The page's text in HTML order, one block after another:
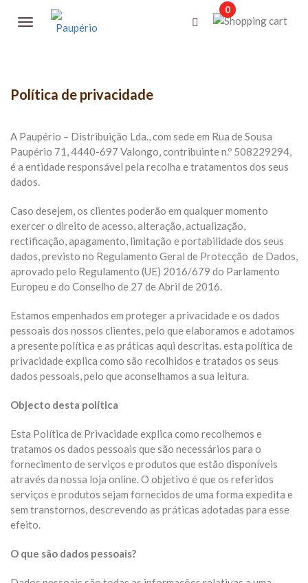
0
Política de privacidade
A Paupério – Distribuição Lda., com sede em Rua de Sousa
Paupério 71, 4440-697 Valongo, contribuinte n.º 508229294,
é a entidade responsável pela recolha e tratamentos dos seus
dados.
Caso desejem, os clientes poderão em qualquer momento
exercer o direito de acesso, alteração, actualização,
rectificação, apagamento, limitação e portabilidade dos seus
dados, previsto no Regulamento Geral de Protecção de Dados,
aprovado pelo Regulamento (UE) 2016/679 do Parlamento
Europeu e do Conselho de 27 de Abril de 2016.
Estamos empenhados em proteger a privacidade e os dados
pessoais dos nossos clientes, pelo que elaboramos e adotamos
a presente política e as práticas aqui descritas. esta política de
privacidade explica como são recolhidos e tratados os seus
dados pessoais, pelo que aconselhamos a sua leitura.
Objecto desta política
Esta Política de Privacidade explica como recolhemos e
tratamos os dados pessoais que são necessários para o
fornecimento de serviços e produtos que estão disponíveis
através da nossa loja online. O objetivo é que os referidos
serviços e produtos sejam fornecidos de uma forma expedita e
sem transtornos, descrevendo as práticas adotadas para esse
efeito.
O que são dados pessoais?